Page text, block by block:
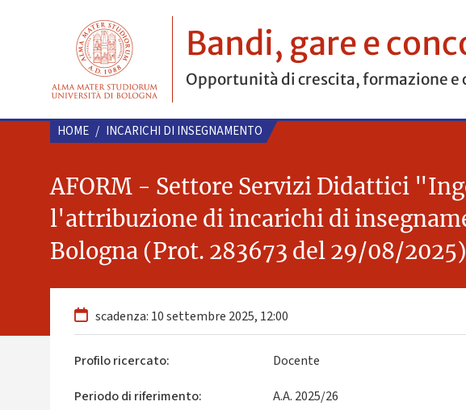
Bandi, gare e
Opportunità di crescita, formazione
HOME / INCARICHI DI INSEGNAMENTO
AFORM - Settore Servizi Didattici
l'attribuzione di incarichi di
Bologna (Prot. 283673 del 29/08/2025)
scadenza: 10 settembre 2025, 12:00
Profilo ricercato:
Docente
Periodo di riferimento:
A.A. 2025/26